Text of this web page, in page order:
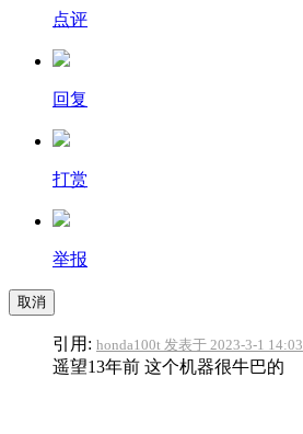
点评
回复
打赏
举报
取消
引用: honda100t 发表于 2023-3-1 14:03
遥望13年前 这个机器很牛巴的